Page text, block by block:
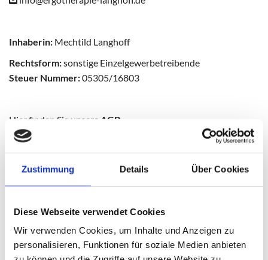
Zustimmung Details Über Cookies
Diese Webseite verwendet Cookies
Wir verwenden Cookies, um Inhalte und Anzeigen zu
personalisieren, Funktionen für soziale Medien anbieten
Inhaberin: Mechtild Langhoff
Rechtsform:sonstige Einzelgewerbetreibende
Steuer Nummer:05305/16803
Hier finden Sie unsere AGB
Inhaltlich verantwortlich nach § 18 Abs. 2 MStV: Mechthild
Beilegung von Streitigkeiten zwischen Unternehmern und
Verbrauchern geschaffen. Informationen dazu finden Sie
unterhttps://​ec.​europa.​eu/​consumers/​odr/